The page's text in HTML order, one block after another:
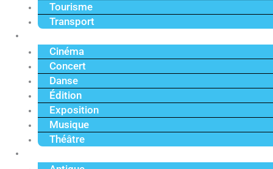
Tourisme
Transport
Cinéma
Concert
Danse
Édition
Exposition
Musique
Théâtre